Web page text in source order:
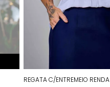
REGATA C/ENTREMEIO RENDA